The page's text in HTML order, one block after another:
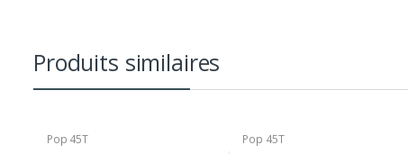
Produits similaires
Pop 45T Pop 45T